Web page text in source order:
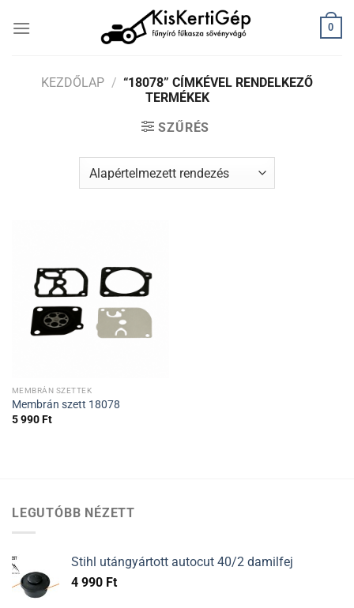
0
KEZDŐLAP / “18078” CÍMKÉVEL RENDELKEZŐ
TERMÉKEK
SZŰRÉS
MEMBRÁN SZETTEK
Membrán szett 18078
5 990Ft
LEGUTÓBB NÉZETT
Stihl utángyártott autocut 40/2 damilfej
4 990 Ft